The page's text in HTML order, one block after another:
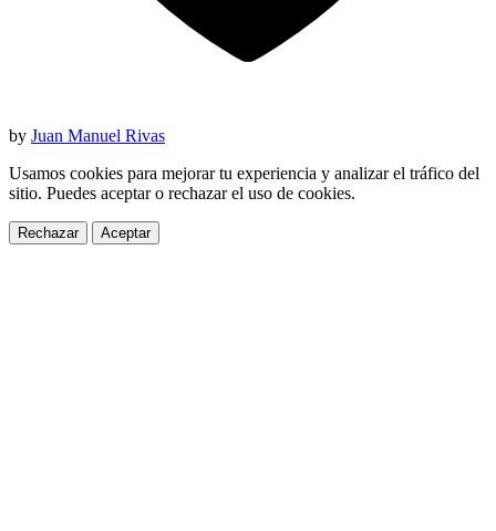
by Juan Manuel Rivas
Usamos cookies para mejorar tu experiencia y analizar el tráfico del
sitio. Puedes aceptar o rechazar el uso de cookies.
Rechazar Aceptar